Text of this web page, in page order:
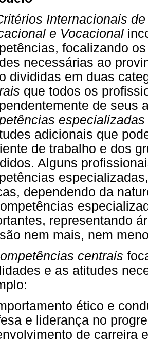
Internacionais
e Vocacional
focalizando
necessárias ao
divididas em duas
que todos os
de seus
especializadas
adicionais que
de trabalho e dos
Alguns
dependendo da
representando
nem mais, nem
centrais
e as atitudes
ético e
e liderança no
de carreira